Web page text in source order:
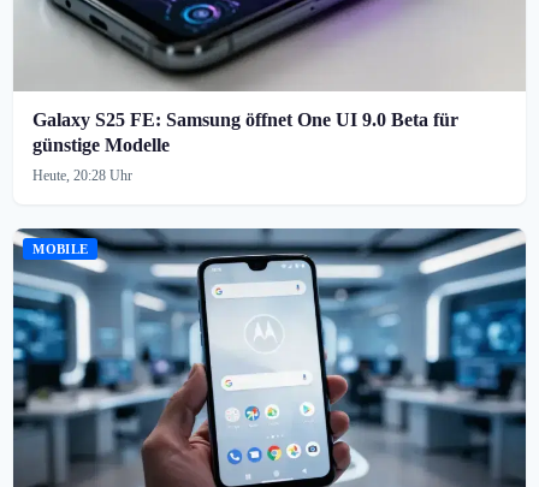
Galaxy S25 FE: Samsung öffnet One UI 9.0 Beta für
günstige Modelle
Heute, 20:28 Uhr
MOBILE